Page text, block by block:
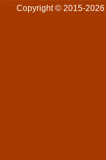
Copyright © 2015-2026